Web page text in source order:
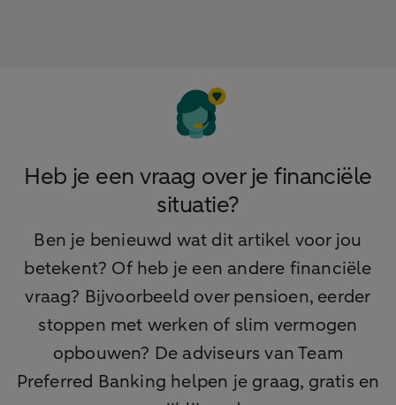
Heb je een vraag over je financiële
situatie?
Ben je benieuwd wat dit artikel voor jou
betekent? Of heb je een andere financiële
vraag? Bijvoorbeeld over pensioen, eerder
stoppen met werken of slim vermogen
opbouwen? De adviseurs van Team
Preferred Banking helpen je graag, gratis en